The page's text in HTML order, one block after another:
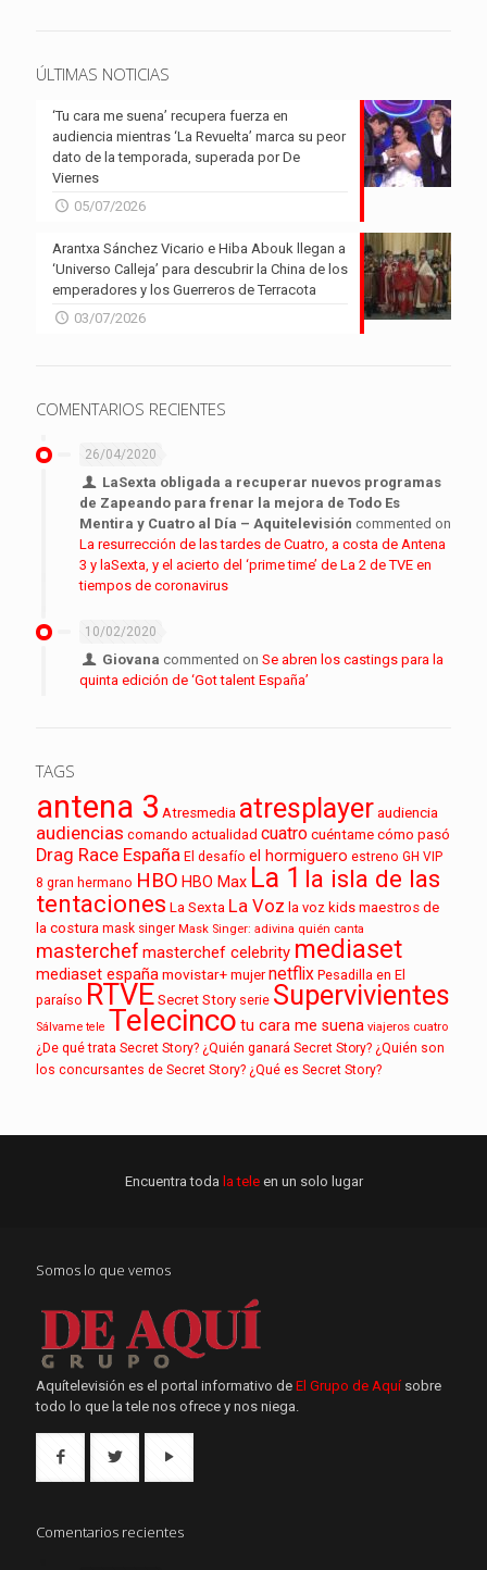
ÚLTIMAS NOTICIAS
‘Tu cara me suena’ recupera fuerza en
audiencia mientras ‘La Revuelta’ marca su peor
dato de la temporada, superada por De
Viernes
05/07/2026
Arantxa Sánchez Vicario e Hiba Abouk llegan a
‘Universo Calleja’ para descubrir la China de los
emperadores y los Guerreros de Terracota
03/07/2026
COMENTARIOS RECIENTES
26/04/2020
LaSexta obligada a recuperar nuevos programas
de Zapeando para frenar la mejora de Todo Es
Mentira y Cuatro al Día – Aquitelevisión commented on
La resurrección de las tardes de Cuatro, a costa de Antena
3 y laSexta, y el acierto del ‘prime time’ de La 2 de TVE en
tiempos de coronavirus
10/02/2020
Giovana commented onSe abren los castings para la
quinta edición de ‘Got talent España’
TAGS
antena 3 Atresmedia atresplayeraudiencia
audiencias comando actualidad cuatrocuéntame cómo pasó
Drag Race España El desafío el hormiguero estreno GH VIP
8 gran hermano HBO HBO Max La 1 la isla de las
tentaciones La Sexta La Voz la voz kids maestros de
la costura mask singer Mask Singer: adivina quién canta
masterchef masterchef celebrity mediaset
mediaset españamovistar+ mujer netflix Pesadilla en El
paraíso RTVE Secret Story serie Supervivientes
Sálvame tele Telecinco tu cara me suena viajeros cuatro
¿De qué trata Secret Story? ¿Quién ganará Secret Story? ¿Quién son
los concursantes de Secret Story? ¿Qué es Secret Story?
Encuentra toda la tele en un solo lugar
Somos lo que vemos
Aquítelevisión es el portal informativo de El Grupo de Aquí sobre
todo lo que la tele nos ofrece y nos niega.
Comentarios recientes